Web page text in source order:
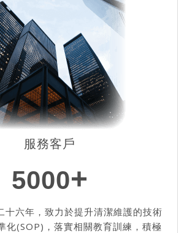
服務客戶
5000+
十六年，致力於提升清潔維護的技術
化(SOP)，落實相關教育訓練，積極